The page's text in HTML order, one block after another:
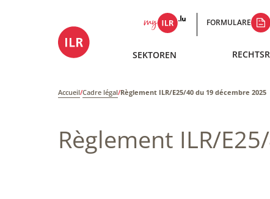
FORMULARE
SEKTOREN
Accueil/Cadre légal/Règlement ILR/E25/40 du 19 décembre 2025
Règlement ILR/